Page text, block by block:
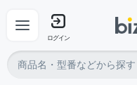
ログイン